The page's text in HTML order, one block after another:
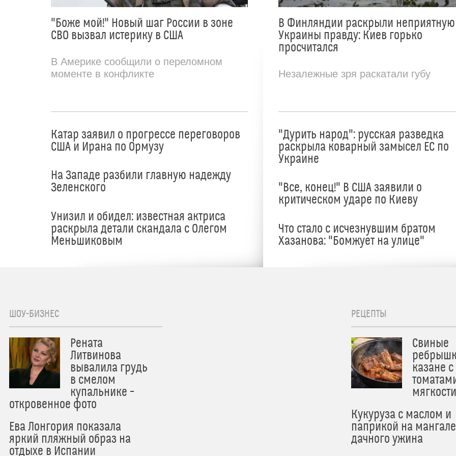
"Боже мой!" Новый шаг России в зоне
СВО вызвал истерику в США
В Америке сообщили о переломном
моменте в конфликте
Катар заявил о прогрессе переговоров
США и Ирана по Ормузу
На Западе разбили главную надежду
Зеленского
Унизил и обидел: известная актриса
раскрыла детали скандала с Олегом
Меньшиковым
В Финляндии раскрыли
Украины правду: Киев горько
просчитался
Незалежные зря раскатали губу
"Дурить народ": русская разведка
раскрыла коварный замысел ЕС по
Украине
"Все, конец!" В США заявили о
критическом ударе по Киеву
Что стало с исчезнувшим братом
Хазанова: "Бомжует на улице"
ШОУ-БИЗНЕС
Рената
Литвинова
вывалила грудь
в смелом
купальнике –
откровенное фото
Ева Лонгория показала
яркий пляжный образ на
отдыхе в Испании
РЕЦЕПТЫ
Свиные
казане
мягкости
Кукуруза с маслом и
паприкой на
дачного ужина